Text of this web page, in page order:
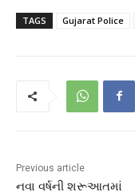
TAGS Gujarat Police
Previous article
નવા વર્ષની શરૂઆતમાં